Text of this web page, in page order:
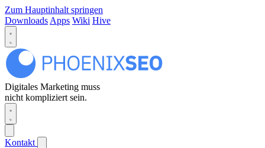
Zum Hauptinhalt springen
Downloads Apps Wiki Hive
Digitales Marketing muss
nicht kompliziert sein.
Kontakt